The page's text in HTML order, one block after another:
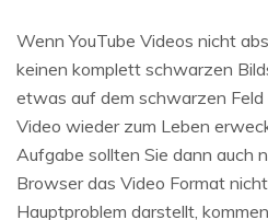
Wenn YouTube Videos nicht
keinen komplett schwarzen
etwas auf dem schwarzen Feld
Video wieder zum Leben
Aufgabe sollten Sie dann auch
Browser das Video Format
Hauptproblem darstellt,